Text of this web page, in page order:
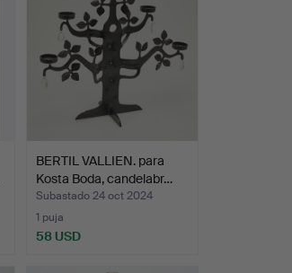
BERTIL VALLIEN. para
Kosta Boda, candelabr…
Subastado 24 oct 2024
1 puja
58 USD